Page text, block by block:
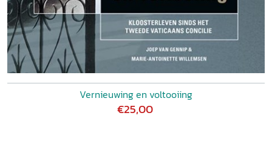
Vernieuwing en voltooiing
€25,00